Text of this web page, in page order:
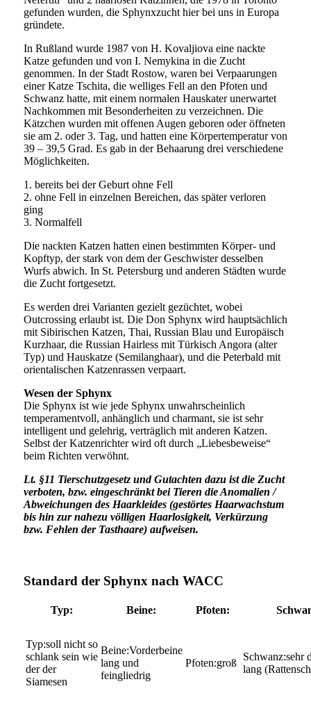
gefunden wurden, die Sphynxzucht hier bei uns in Europa
gründete.
In Rußland wurde 1987 von H. Kovaljiova eine nackte
Katze gefunden und von I. Nemykina in die Zucht
genommen. In der Stadt Rostow, waren bei Verpaarungen
einer Katze Tschita, die welliges Fell an den Pfoten und
Schwanz hatte, mit einem normalen Hauskater unerwartet
Nachkommen mit Besonderheiten zu verzeichnen. Die
Kätzchen wurden mit offenen Augen geboren oder öffneten
sie am 2. oder 3. Tag, und hatten eine Körpertemperatur von
39 – 39,5 Grad. Es gab in der Behaarung drei verschiedene
Möglichkeiten.
1. bereits bei der Geburt ohne Fell
2. ohne Fell in einzelnen Bereichen, das später verloren
ging
3. Normalfell
Die nackten Katzen hatten einen bestimmten Körper- und
Kopftyp, der stark von dem der Geschwister desselben
Wurfs abwich. In St. Petersburg und anderen Städten wurde
die Zucht fortgesetzt.
Es werden drei Varianten gezielt gezüchtet, wobei
Outcrossing erlaubt ist. Die Don Sphynx wird hauptsächlich
mit Sibirischen Katzen, Thai, Russian Blau und Europäisch
Kurzhaar, die Russian Hairless mit Türkisch Angora (alter
Typ) und Hauskatze (Semilanghaar), und die Peterbald mit
orientalischen Katzenrassen verpaart.
Wesen der Sphynx
Die Sphynx ist wie jede Sphynx unwahrscheinlich
temperamentvoll, anhänglich und charmant, sie ist sehr
intelligent und gelehrig, verträglich mit anderen Katzen.
Selbst der Katzenrichter wird oft durch „Liebesbeweise“
beim Richten verwöhnt.
Lt. §11 Tierschutzgesetz und Gutachten dazu ist die Zucht
verboten, bzw. eingeschränkt bei Tieren die Anomalien /
Abweichungen des Haarkleides (gestörtes Haarwachstum
bis hin zur nahezu völligen Haarlosigkeit, Verkürzung
bzw. Fehlen der Tasthaare) aufweisen.
Standard der Sphynx nach WACC
Typ: Beine: Pfoten:
soll nicht so
schlank sein wie
der der
Siamesen
Vorderbeine
lang und
feingliedrig
groß
sehr
lang